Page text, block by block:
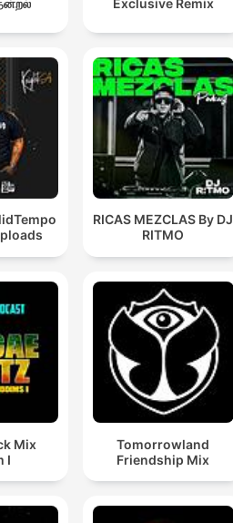
RICAS MEZCLAS By DJ
RITMO
Mix
I
Tomorrowland
Friendship Mix